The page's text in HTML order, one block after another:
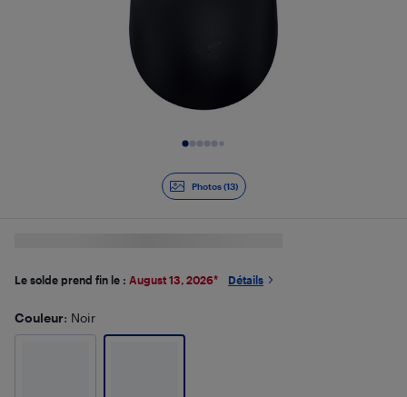
Photos (13)
Le solde prend fin le : August 13, 2026* Détails
Couleur: Noir